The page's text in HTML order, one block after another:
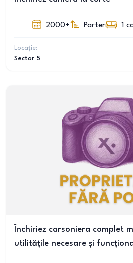
2000+ Parter 1
Locație:
Sector 5
Închiriez carsoniera complet
utilitățile necesare și